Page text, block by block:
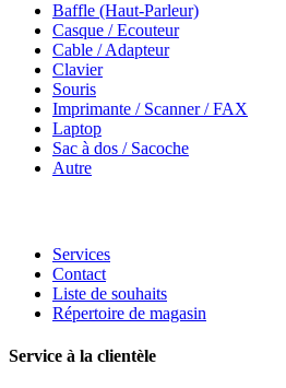
Baffle (Haut-Parleur)
Casque / Ecouteur
Cable / Adapteur
Clavier
Souris
Imprimante / Scanner / FAX
Laptop
Sac à dos / Sacoche
Autre
Services
Contact
Liste de souhaits
Répertoire de magasin
Service à la clientèle